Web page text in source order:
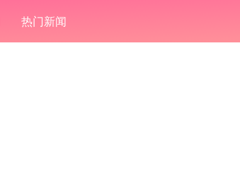
热门新闻